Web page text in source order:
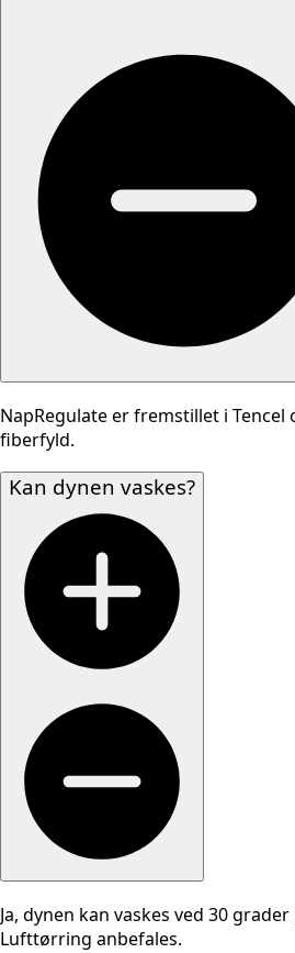
NapRegulate er fremstillet i Tencel
fiberfyld.
Kan dynen vaskes?
Ja, dynen kan vaskes ved 30
Lufttørring anbefales.